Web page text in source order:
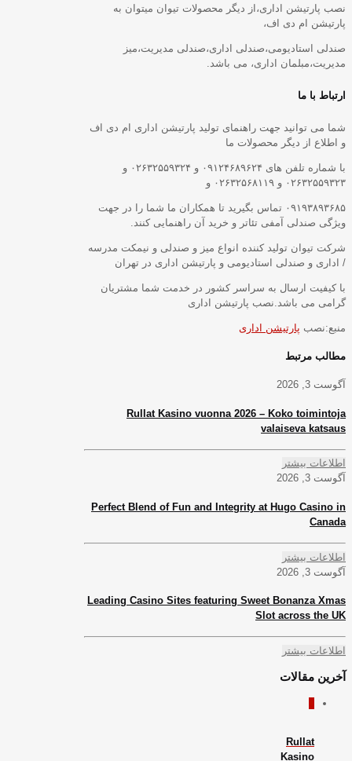
نصب پارتیشن اداری،از دیگر محصولات تیوان میتوان به
پارتیشن ام دی اف،
صندلی استادیومی،صندلی اداری،صندلی مدیریت،میز
مدیریت،مبلمان اداری، می باشد.
ارتباط با ما
شما می توانید جهت راهنمای تولید پارتیشن اداری ام دی اف
و اطلاع از دیگر محصولات ما
با شماره تلفن های ۰۹۱۲۴۶۸۹۶۲۴ و ۰۲۶۳۲۵۵۹۳۲۴ و
۰۲۶۳۲۵۵۹۳۲۳ و ۰۲۶۳۲۵۶۸۱۱۹ و
۰۹۱۹۳۸۹۳۶۸۵ تماس بگیرید تا همکاران ما شما را در جهت
ویژگی صندلی آمفی تئاتر و خرید آن راهنمایی کنند.
شرکت تیوان تولید کننده انواع میز و صندلی و نیمکت مدرسه
/ اداری و صندلی استادیومی و پارتیشن اداری در تهران
با کیفیت ارسال به سراسر کشور در خدمت شما مشتریان
گرامی می باشد.نصب پارتیشن اداری
منبع:نصب پارتیشن اداری
مطالب مرتبط
آگوست 3, 2026
Rullat Kasino vuonna 2026 – Koko toimintoja
valaiseva katsaus
اطلاعات بیشتر
آگوست 3, 2026
Perfect Blend of Fun and Integrity at Hugo Casino in
Canada
اطلاعات بیشتر
آگوست 3, 2026
Leading Casino Sites featuring Sweet Bonanza Xmas
Slot across the UK
اطلاعات بیشتر
آخرین مقالات
Rullat
Kasino